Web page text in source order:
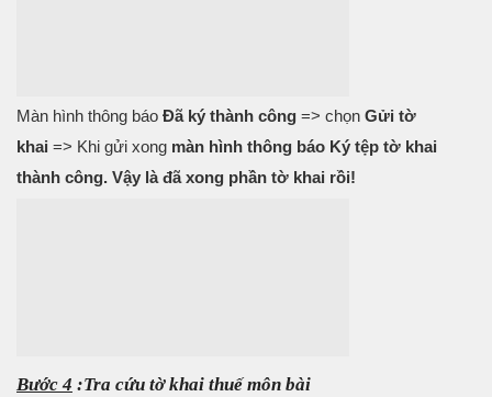
Màn hình thông báo Đã ký thành công => chọn Gửi tờ
khai => Khi gửi xong màn hình thông báo Ký tệp tờ khai
thành công. Vậy là đã xong phần tờ khai rồi!
Bước 4 :Tra cứu tờ khai thuế môn bài